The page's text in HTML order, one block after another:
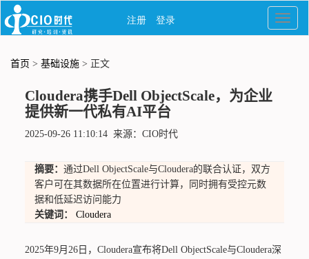
首页 > 基础设施 > 正文
Cloudera携手Dell ObjectScale，为企业
提供新一代私有AI平台
2025-09-26 11:10:14 来源：CIO时代
摘要： 通过Dell ObjectScale与Cloudera的联合认证，双方
客户可在其数据所在位置进行计算，同时拥有受控元数
据和低延迟访问能力
关键词：
Cloudera
2025年9月26日，Cloudera宣布将Dell ObjectScale与Cloudera深